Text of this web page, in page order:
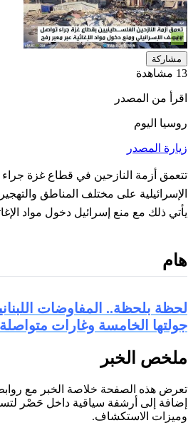
مشاركة
13 مشاهدة
اقرأ من المصدر
روسيا اليوم
زيارة المصدر
تتعمق أزمة النازحين في قطاع غزة
الإسرائيلية على مختلف المناطق
يأتي ذلك مع منع إسرائيل دخول مواد
هام
لحظة بلحظة.. المفاوضات
جولتها الخامسة وغارات
ملخص الخبر
تعرض هذه الصفحة خلاصة الخبر مع
إضافة إلى أرشفة سياقية داخل حَصْر
وميزات الاستكشاف.